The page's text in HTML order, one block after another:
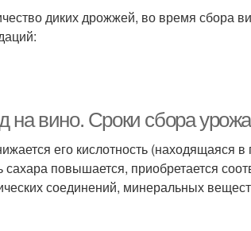
диких дрожжей, во время сбора
на вино. Сроки сбора
его кислотность (находящаяся в
повышается, приобретается
соединений, минеральных